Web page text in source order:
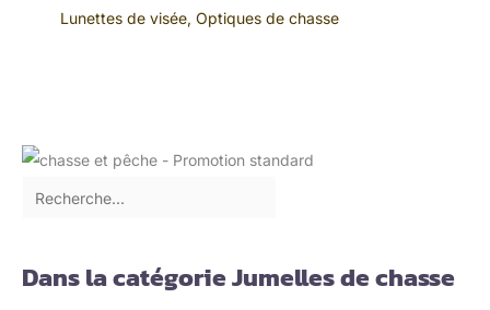
Lunettes de visée, Optiques de chasse
Dans la catégorie Jumelles de chasse